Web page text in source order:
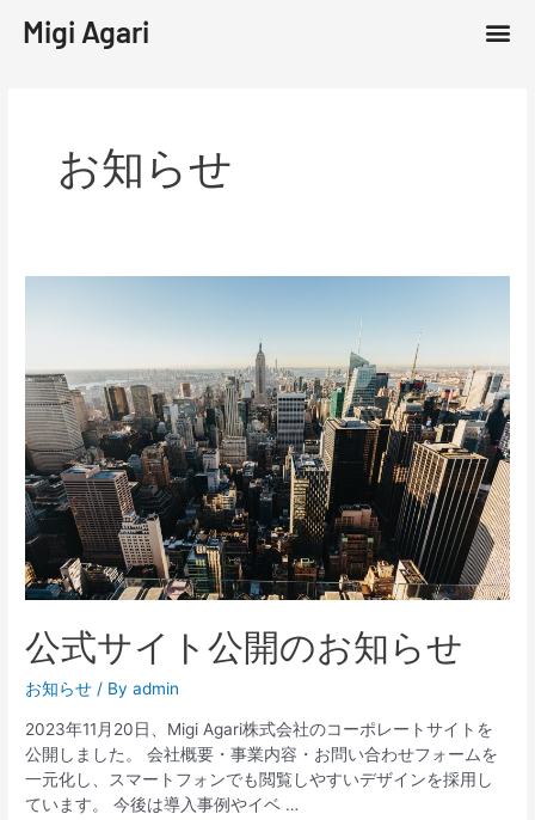
Migi Agari
メ
ニ
お知らせ
公式サイト公開のお知らせ
お知らせ / Byadmin
2023年11月20日、Migi Agari株式会社のコーポレートサイトを
公開しました。 会社概要・事業内容・お問い合わせフォームを
一元化し、スマートフォンでも閲覧しやすいデザインを採用し
ています。 今後は導入事例やイベ …
ト
公
開
の
お
知
ら
せ